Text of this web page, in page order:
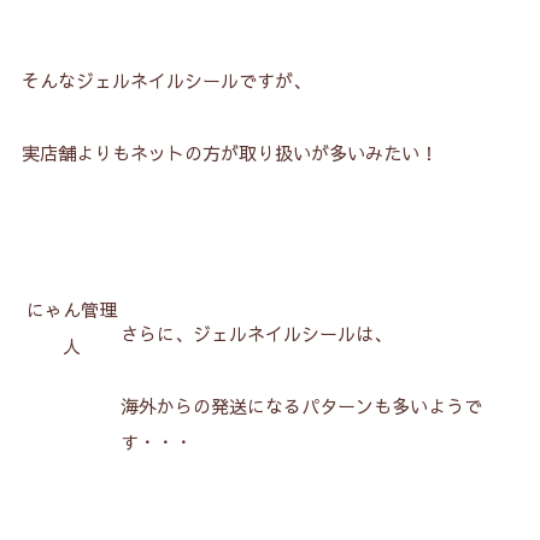
そんなジェルネイルシールですが、
実店舗よりもネットの方が取り扱いが多いみたい！
にゃん管理
人
さらに、ジェルネイルシールは、
海外からの発送になるパターンも多いようで
す・・・